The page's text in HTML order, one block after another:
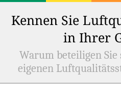
Kennen Sie
in Ihrer
Warum beteiligen
eigenen